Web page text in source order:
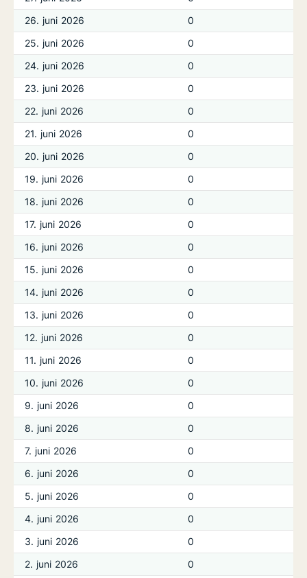
26. juni 2026
0
25. juni 2026
0
24. juni 2026
0
23. juni 2026
0
22. juni 2026
0
21. juni 2026
0
20. juni 2026
0
19. juni 2026
0
18. juni 2026
0
17. juni 2026
0
16. juni 2026
0
15. juni 2026
0
14. juni 2026
0
13. juni 2026
0
12. juni 2026
0
11. juni 2026
0
10. juni 2026
0
9. juni 2026
0
8. juni 2026
0
7. juni 2026
0
6. juni 2026
0
5. juni 2026
0
4. juni 2026
0
3. juni 2026
0
2. juni 2026
0